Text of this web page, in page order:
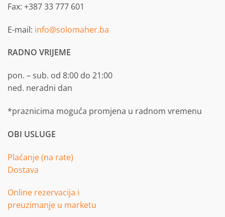
Fax: +387 33 777 601
E-mail: info@solomaher.ba
RADNO VRIJEME
pon. – sub. od 8:00 do 21:00
ned. neradni dan
*praznicima moguća promjena u radnom vremenu
OBI USLUGE
Plaćanje (na rate)
Dostava
Online rezervacija i
preuzimanje u marketu